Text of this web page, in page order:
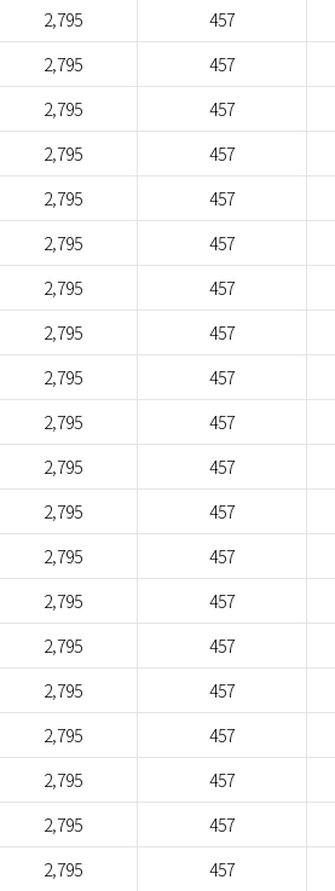
2,795 457
2,795 457
2,795 457
2,795 457
2,795 457
2,795 457
2,795 457
2,795 457
2,795 457
2,795 457
2,795 457
2,795 457
2,795 457
2,795 457
2,795 457
2,795 457
2,795 457
2,795 457
2,795 457
2,795 457